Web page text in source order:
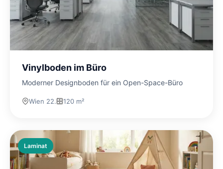
Vinylboden im Büro
Moderner Designboden für ein Open-Space-Büro
Wien 22. 120 m²
Laminat